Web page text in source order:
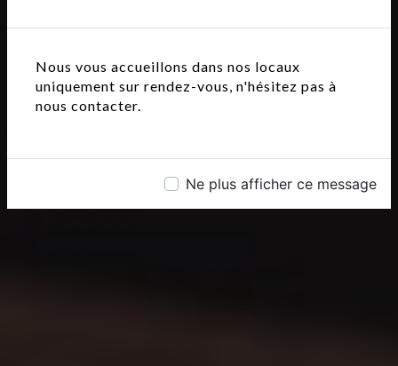
Nous vous accueillons dans nos locaux
uniquement sur rendez-vous, n'hésitez pas à
nous contacter.
Ne plus afficher ce message